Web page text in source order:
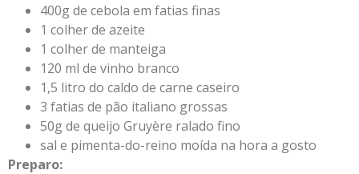
400g de cebola em fatias finas
1 colher de azeite
1 colher de manteiga
120 ml de vinho branco
1,5 litro do caldo de carne caseiro
3 fatias de pão italiano grossas
50g de queijo Gruyère ralado fino
sal e pimenta-do-reino moída na hora a gosto
Preparo: